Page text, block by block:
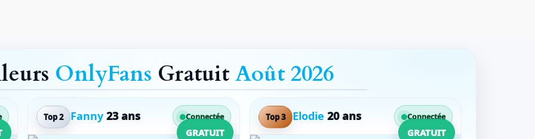
OnlyFans GratuitAoût 2026
Top 2 Fanny 23 ans Connectée
GRATUIT
Top 3 Elodie 20 ans Connectée
GRATUIT